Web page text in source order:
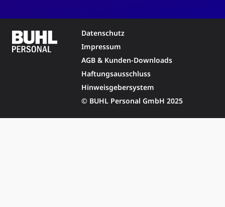
Datenschutz
Impressum
AGB & Kunden-Downloads
Haftungsausschluss
Hinweisgebersystem
© BUHL Personal GmbH 2025